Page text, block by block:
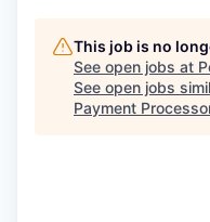
This job is no
See open jobs at
See open jobs
Payment